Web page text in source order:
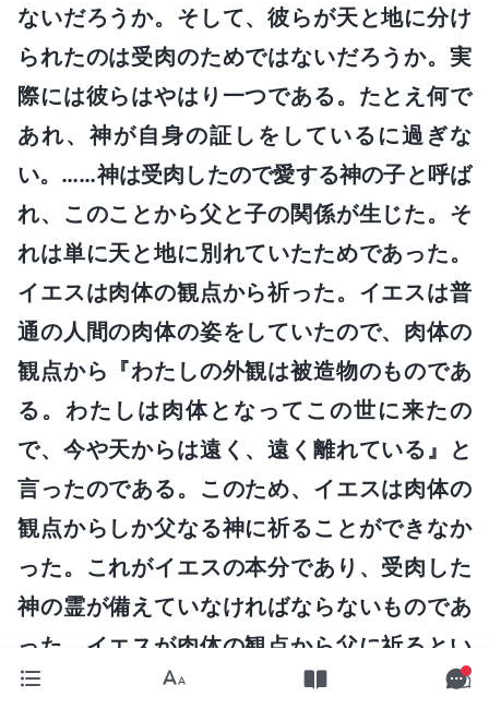
ないだろうか。そして、彼らが天と地に分け
られたのは受肉のためではないだろうか。実
際には彼らはやはり一つである。たとえ何で
あれ、神が自身の証しをしているに過ぎな
い。……神は受肉したので愛する神の子と呼ば
れ、このことから父と子の関係が生じた。そ
れは単に天と地に別れていたためであった。
イエスは肉体の観点から祈った。イエスは普
通の人間の肉体の姿をしていたので、肉体の
観点から『わたしの外観は被造物のものであ
る。わたしは肉体となってこの世に来たの
で、今や天からは遠く、遠く離れている』と
言ったのである。このため、イエスは肉体の
観点からしか父なる神に祈ることができなか
った。これがイエスの本分であり、受肉した
神の霊が備えていなければならないものであ
った。イエスが肉体の観点から父に祈るとい
うことだけで彼が神でないと言うことはでき